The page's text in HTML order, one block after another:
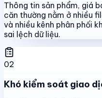
Thông tin sản phẩm, giá
căn thường nằm ở nhiều
và nhiều kênh phân phối
sai lệch dữ liệu.
02
Khó kiểm soát giao